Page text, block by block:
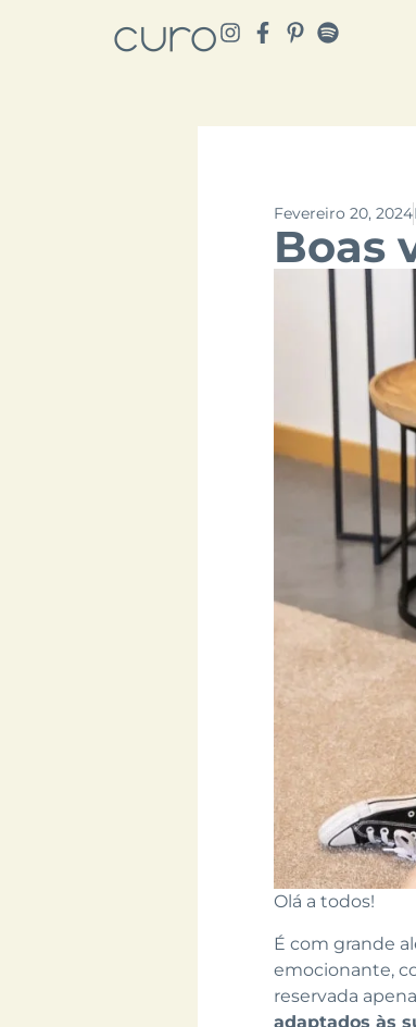
Fevereiro 20, 2024
Boas
Olá a todos!
É com grande
emocionante,
reservada
adaptados às